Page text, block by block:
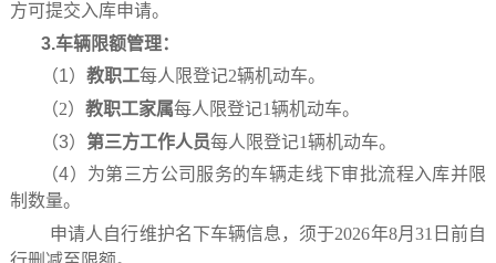
方可提交入库申请。
3.车辆限额管理：
（1） 教职工每人限登记2辆机动车。
（2） 教职工家属每人限登记1辆机动车。
（3） 第三方工作人员每人限登记1辆机动车。
（4）为第三方公司服务的车辆走线下审批流程入库并限
制数量。
申请人自行维护名下车辆信息，须于2026年8月31日前自